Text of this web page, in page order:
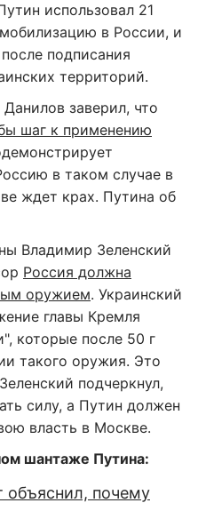
использовал 21
в России, и
подписания
территорий.
заверил, что
шаг к применению
в таком случае в
ждет крах. Путина об
Владимир Зеленский
Россия должна
оружием. Украинский
главы Кремля
которые после 50 г
такого оружия. Это
подчеркнул,
силу, а Путин должен
власть в Москве.
шантаже Путина:
объяснил, почему